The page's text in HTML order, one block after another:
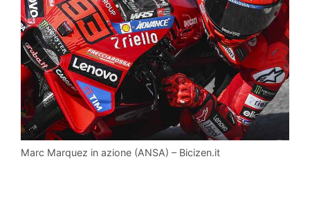
Marc Marquez in azione (ANSA) – Bicizen.it